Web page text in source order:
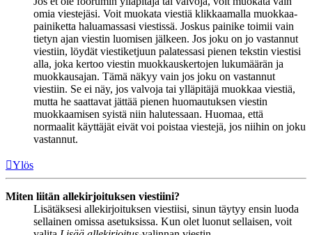
omia viestejäsi. Voit muokata viestiä klikkaamalla muokkaa-
painiketta haluamassasi viestissä. Joskus painike toimii vain
tietyn ajan viestin luomisen jälkeen. Jos joku on jo vastannut
viestiin, löydät viestiketjuun palatessasi pienen tekstin viestisi
alla, joka kertoo viestin muokkauskertojen lukumäärän ja
muokkausajan. Tämä näkyy vain jos joku on vastannut
viestiin. Se ei näy, jos valvoja tai ylläpitäjä muokkaa viestiä,
mutta he saattavat jättää pienen huomautuksen viestin
muokkaamisen syistä niin halutessaan. Huomaa, että
normaalit käyttäjät eivät voi poistaa viestejä, jos niihin on joku
vastannut.
Ylös
Miten liitän allekirjoituksen viestiini?
Lisätäksesi allekirjoituksen viestiisi, sinun täytyy ensin luoda
sellainen omissa asetuksissa. Kun olet luonut sellaisen, voit